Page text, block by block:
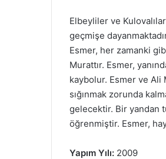
Elbeyliler ve
geçmişe
Esmer, her zamanki
Murattır. Esmer,
kaybolur. Esmer ve Ali
sığınmak zorunda
gelecektir. Bir yandan
öğrenmiştir. Esmer,
Yapım Yılı: 2009